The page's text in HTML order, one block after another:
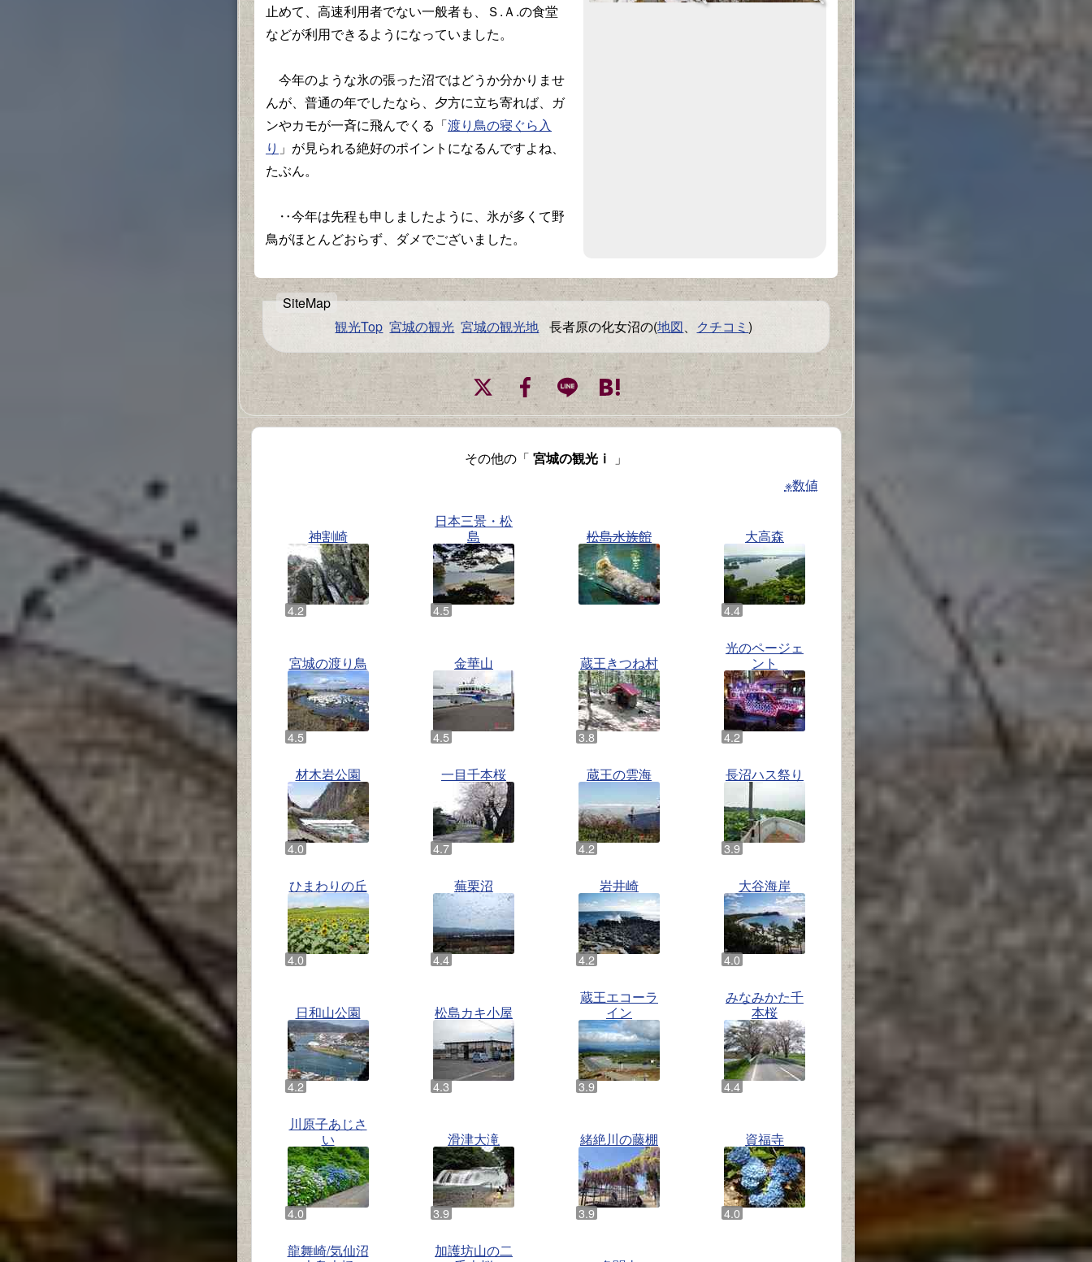
止めて、高速利用者でない一般者も、Ｓ.Ａ.の食堂
などが利用できるようになっていました。
今年のような氷の張った沼ではどうか分かりませ
んが、普通の年でしたなら、夕方に立ち寄れば、ガ
ンやカモが一斉に飛んでくる「渡り鳥の寝ぐら入
り 」が見られる絶好のポイントになるんですよね、
たぶん。
‥今年は先程も申しましたように、氷が多くて野
鳥がほとんどおらず、ダメでございました。
観光Top 宮城の観光 宮城の観光地 長者原の化女沼の(地図、 クチコミ)
その他の「 宮城の観光ⅰ
」
※数値
神割崎
日本三景・松
島
松島水族館 大高森
宮城の渡り鳥 金華山 蔵王きつね村
光のページェ
ント
材木岩公園 一目千本桜 蔵王の雲海 長沼ハス祭り
ひまわりの丘 蕪栗沼 岩井崎 大谷海岸
日和山公園 松島カキ小屋
蔵王エコーラ
イン
みなみかた千
本桜
川原子あじさ
い
滑津大滝 緒絶川の藤棚 資福寺
龍舞崎/気仙沼
加護坊山の二